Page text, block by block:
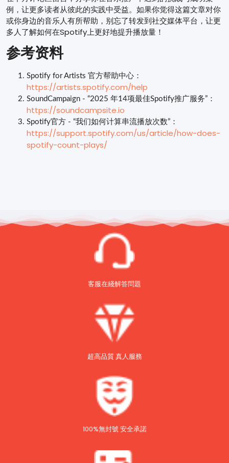
例，让更多读者从彼此的实践中受益。如果你觉得这篇文章对你
或你身边的音乐人有所帮助，别忘了转发到社交媒体平台，让更
多人了解如何在Spotify上更好地提升播放量！
参考资料
Spotify for Artists 官方帮助中心：
https://artists.spotify.com/help
SoundCampaign - “2025 年14项最佳Spotify推广服务”：
https://soundcampsite.io
Spotify官方 - “我们如何计算串流播放次数”：
https://support.spotify.com/us/article/how-does-
spotify-count-plays/
客服在綫解答問題
超高品質 真人服務
100%無封號 安全承諾